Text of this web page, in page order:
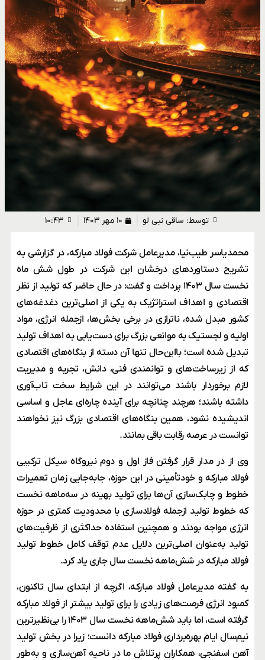
توسط: ساقی نبی لو ۱۰ مهر ۱۴۰۳ ۱۰:۴۳
محمدیاسر طیب‌نیا، مدیرعامل شرکت فولاد مبارکه، در گزارشی به
تشریح دستاوردهای درخشان این شرکت در طول شش ماه
نخست سال ۱۴۰۳ پرداخت و گفت: در حال حاضر که تولید از نظر
اقتصادی و اهداف استراتژیک به یکی از اصلی‌ترین دغدغه‌های
کشور مبدل شده، ناترازی در برخی بخش‌ها، ازجمله انرژی، مواد
اولیه و لجستیک به موانعی بزرگ برای دست‌یابی به اهداف تولید
تبدیل شده است؛ بااین‌حال تنها آن دسته از بنگاه‌های اقتصادی
که از زیرساخت‌های و توانمندی فنی، دانش، تجربه و مدیریت
لازم برخوردار باشند می‌توانند در این شرایط سخت تاب‌آوری
داشته باشند؛ هرچند چنانچه برای آینده چاره‌ای عاجل و اساسی
اندیشیده نشود، همین بنگاه‌های اقتصادی بزرگ نیز نخواهند
توانست در عرصه رقابت باقی بمانند.
وی از در مدار قرار گرفتن فاز اول و دوم نیروگاه سیکل ترکیبی
فولاد مبارکه و خودتأمینی در این حوزه، جابه‌جایی زمان تعمیرات
خطوط و چابک‌سازی آن‌ها برای تولید بهینه در سه‌ماهه نخست
که خطوط تولید ازجمله فولادسازی با محدودیت کمتری در حوزه
انرژی مواجه بودند و همچنین استفاده حداکثری از ظرفیت‌های
تولید به‌عنوان اصلی‌ترین دلایل عدم توقف کامل خطوط تولید
فولاد مبارکه در شش‌ماهه نخست سال جاری یاد کرد.
به گفته مدیرعامل فولاد مبارکه، اگرچه از ابتدای سال تاکنون،
کمبود انرژی فرصت‌های زیادی را برای تولید بیشتر از فولاد مبارکه
گرفته است، اما باید شش‌ماهه نخست سال ۱۴۰۳ را بی‌نظیرترین
نیم‌سال‌ ایام بهره‌برداری فولاد مبارکه دانست؛ زیرا در بخش تولید
آهن اسفنجی، همکاران پرتلاش ما در ناحیه آهن‌سازی و به‌طور